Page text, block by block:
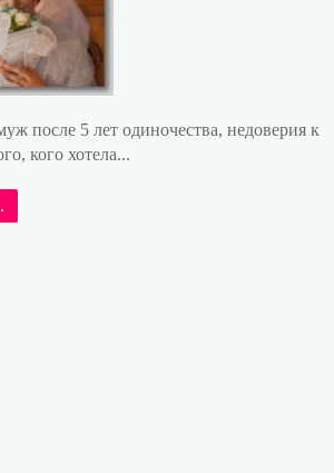
после 5 лет одиночества, недоверия к
кого хотела...